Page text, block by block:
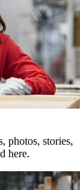
photos, stories,
here.